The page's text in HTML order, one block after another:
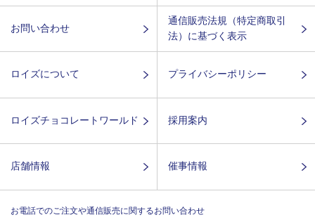
お問い合わせ
通信販売法規（特定商取引
法）に基づく表示
ロイズについて プライバシーポリシー
ロイズチョコレートワールド 採用案内
店舗情報 催事情報
お電話でのご注文や通信販売に関するお問い合わせ